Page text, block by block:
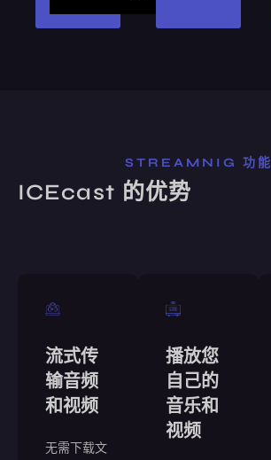
STREAMNIG 功能
ICEcast 的优势
流式传
输音频
和视频
无需下载文
播放您
自己的
音乐和
视频